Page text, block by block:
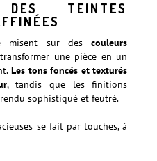
TEINTES
misent sur descouleurs
une pièce en un
Les tons foncés et texturés
, tandis que les finitions
sophistiqué et feutré.
se fait par touches, à